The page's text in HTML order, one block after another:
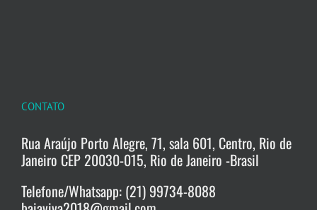
CONTATO
Rua Araújo Porto Alegre, 71, sala 601, Centro, Rio de
Janeiro CEP 20030-015, Rio de Janeiro -Brasil
Telefone/Whatsapp: (21) 99734-8088